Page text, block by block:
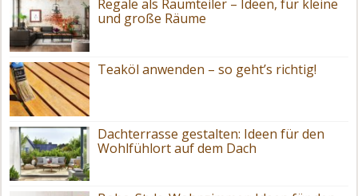
Regale als Raumteiler – Ideen, für kleine
und große Räume
Teaköl anwenden – so geht’s richtig!
Dachterrasse gestalten: Ideen für den
Wohlfühlort auf dem Dach